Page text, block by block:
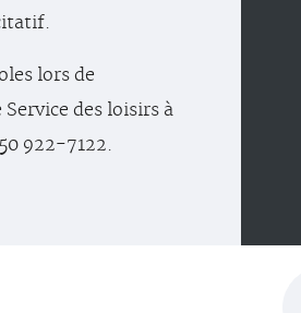
lors de
des loisirs à
922-7122.